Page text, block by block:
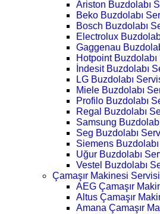
Ariston Buzdolabı
Beko Buzdolabı
Bosch Buzdolabı
Electrolux
Gaggenau
Hotpoint Buzdolabı
İndesit Buzdolabı
LG Buzdolabı
Miele Buzdolabı
Profilo Buzdolabı
Regal Buzdolabı
Samsung
Seg Buzdolabı
Siemens
Uğur Buzdolabı
Vestel Buzdolabı
Çamaşır Makinesi Servisi
AEG Çamaşır
Altus Çamaşır
Amana Çamaşır